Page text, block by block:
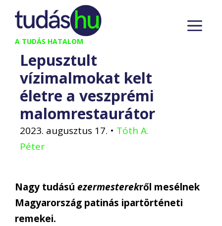
Kilépés
tartalomba
A TUDÁS HATALOM
Lepusztult
vízimalmokat kelt
életre a veszprémi
malomrestaurátor
2023. augusztus 17. • Tóth A.
Péter
Nagy tudású ezermesterekről mesélnek
Magyarország patinás ipartörténeti
remekei.